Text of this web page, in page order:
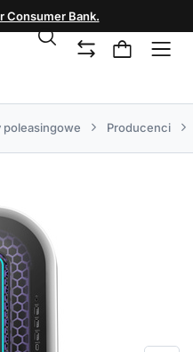
Consumer Bank.
poleasingowe Producenci